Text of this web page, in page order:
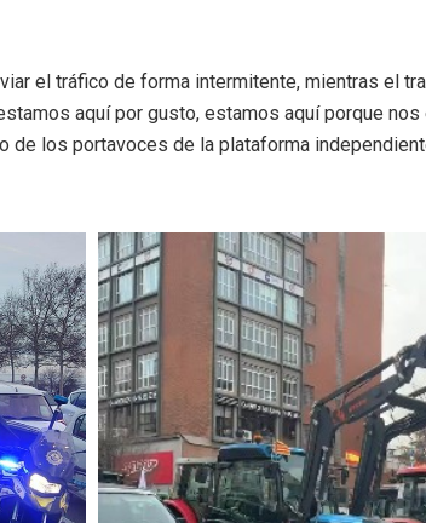
el tráfico de forma intermitente, mientras el
aquí por gusto, estamos aquí porque nos
de los portavoces de la plataforma